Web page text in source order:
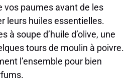
vos paumes avant de les
leurs huiles essentielles.
à soupe d’huile d’olive, une
tours de moulin à poivre.
l’ensemble pour bien